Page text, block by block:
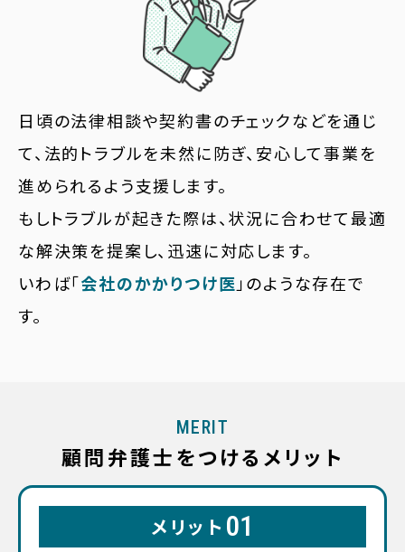
日頃の法律相談や契約書のチェックなどを通じ
て、法的トラブルを未然に防ぎ、安心して事業を
進められるよう支援します。
もしトラブルが起きた際は、状況に合わせて最適
な解決策を提案し、迅速に対応します。
いわば「会社のかかりつけ医 」のような存在で
す。
MERIT
顧問弁護士をつけるメリット
メリット 01